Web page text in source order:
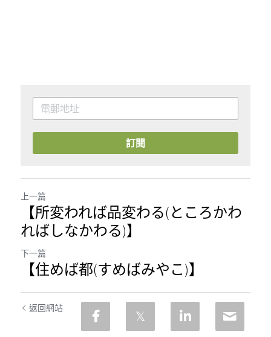
訂閱
上一篇
【所変われば品変わる(ところかわ
ればしなかわる)】
下一篇
【住めば都(すめばみやこ)】
返回網站